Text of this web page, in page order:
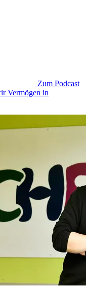
Zum Podcast
Vermögen in